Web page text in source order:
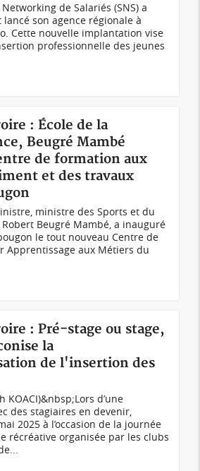
de Salariés (SNS) a
son agence régionale à
Cette nouvelle implantation vise
professionnelle des jeunes
: École de la
Beugré Mambé
de formation aux
et des travaux
ministre des Sports et du
Robert Beugré Mambé, a inauguré
le tout nouveau Centre de
Apprentissage aux Métiers du
: Pré-stage ou stage,
la
de l'insertion des
KOACI)&nbsp;Lors d’une
des stagiaires en devenir,
2025 à l’occasion de la journée
récréative organisée par les clubs